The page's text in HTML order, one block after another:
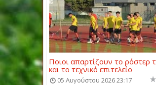
Ποιοι απαρτίζουν το ρόστερ
και το τεχνικό επιτελείο
05 Αυγούστου 2026 23:17